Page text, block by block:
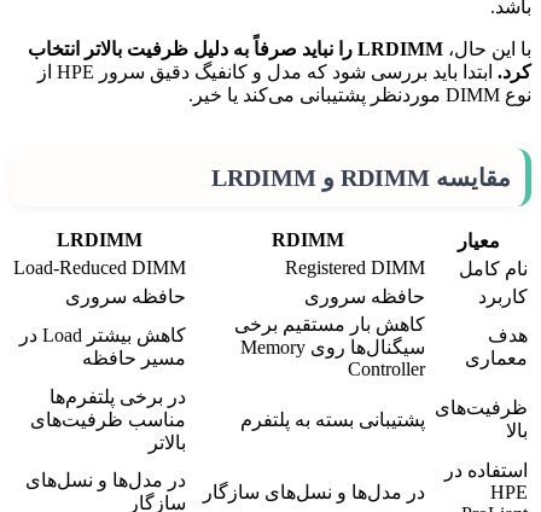
باشد.
با این حال،
LRDIMM را نباید صرفاً به دلیل ظرفیت بالاتر انتخاب
کرد.
ابتدا باید بررسی شود که مدل و کانفیگ دقیق سرور HPE از
نوع DIMM موردنظر پشتیبانی می‌کند یا خیر.
مقایسه RDIMM و LRDIMM
معیار RDIMM
LRDIMM
نام کامل
Registered DIMM
Load-Reduced DIMM
کاربرد
حافظه سروری
حافظه سروری
هدف
معماری
کاهش بار مستقیم برخی
سیگنال‌ها روی Memory
Controller
کاهش بیشتر Load در
مسیر حافظه
ظرفیت‌های
بالا
پشتیبانی بسته به پلتفرم
در برخی پلتفرم‌ها
مناسب ظرفیت‌های
بالاتر
استفاده در
HPE
در مدل‌ها و نسل‌های سازگار
در مدل‌ها و نسل‌های
سازگار